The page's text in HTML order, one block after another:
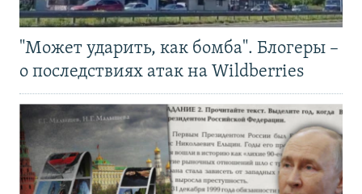
"Может ударить, как бомба". Блогеры –
о последствиях атак на Wildberries